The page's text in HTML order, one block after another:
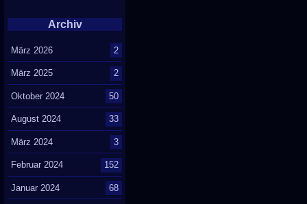
Archiv
März 2026 2
März 2025 2
Oktober 2024 50
August 2024 33
März 2024 3
Februar 2024 152
Januar 2024 68